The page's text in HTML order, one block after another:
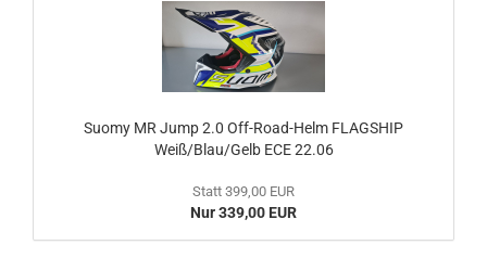
Suomy MR Jump 2.0 Off-Road-Helm FLAGSHIP
Weiß/Blau/Gelb ECE 22.06
Statt 399,00 EUR
Nur 339,00 EUR